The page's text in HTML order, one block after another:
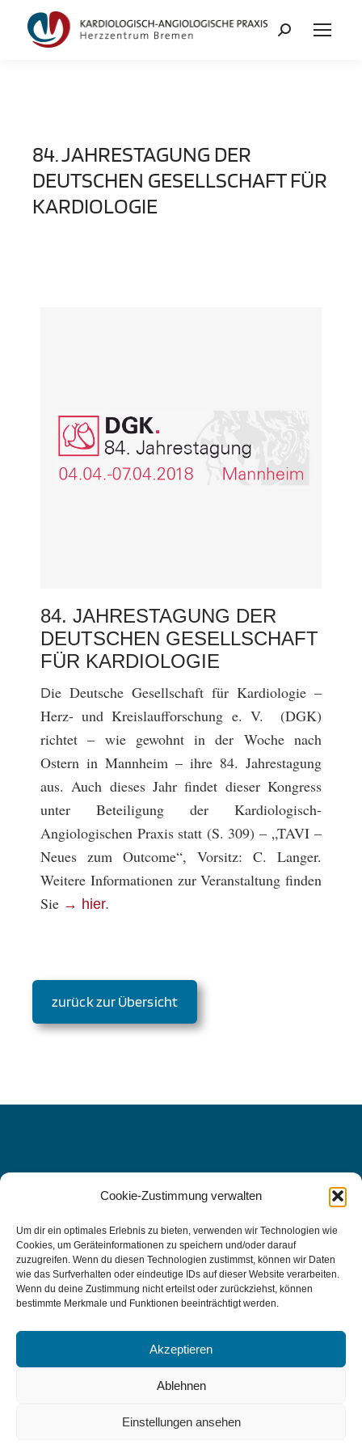
Cookie-Zustimmung verwalten
Um dir ein optimales Erlebnis zu bieten, verwenden wir Technologien wie
Cookies, um Geräteinformationen zu speichern und/oder darauf
zuzugreifen. Wenn du diesen Technologien zustimmst, können wir Daten
wie das Surfverhalten oder eindeutige IDs auf dieser Website verarbeiten.
Wenn du deine Zustimmung nicht erteilst oder zurückziehst, können
bestimmte Merkmale und Funktionen beeinträchtigt werden.
Akzeptieren
Ablehnen
Einstellungen ansehen
84. JAHRESTAGUNG DER
DEUTSCHEN GESELLSCHAFT FÜR
KARDIOLOGIE
84. JAHRESTAGUNG DER
DEUTSCHEN GESELLSCHAFT
FÜR KARDIOLOGIE
Die Deutsche Gesellschaft für Kardiologie –
Herz- und Kreislaufforschung e. V. (DGK)
richtet – wie gewohnt in der Woche nach
Ostern in Mannheim – ihre 84. Jahrestagung
aus. Auch dieses Jahr findet dieser Kongress
unter Beteiligung der Kardiologisch-
Angiologischen Praxis statt (S. 309) – „TAVI –
Neues zum Outcome“, Vorsitz: C. Langer.
Weitere Informationen zur Veranstaltung finden
Sie → hier.
zurück zur Übersicht
WIR FREUEN UNS AUF SIE, DENN
IHRE
GESUNDHEIT LIEGT UNS AM
HERZEN.
Kontakt aufnehmen
IMPRESSUM | DATENSCHUTZ